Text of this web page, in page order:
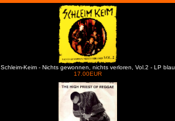
Schleim-Keim - Nichts gewonnen, nichts verloren, Vol.2 - LP blau
17.00EUR